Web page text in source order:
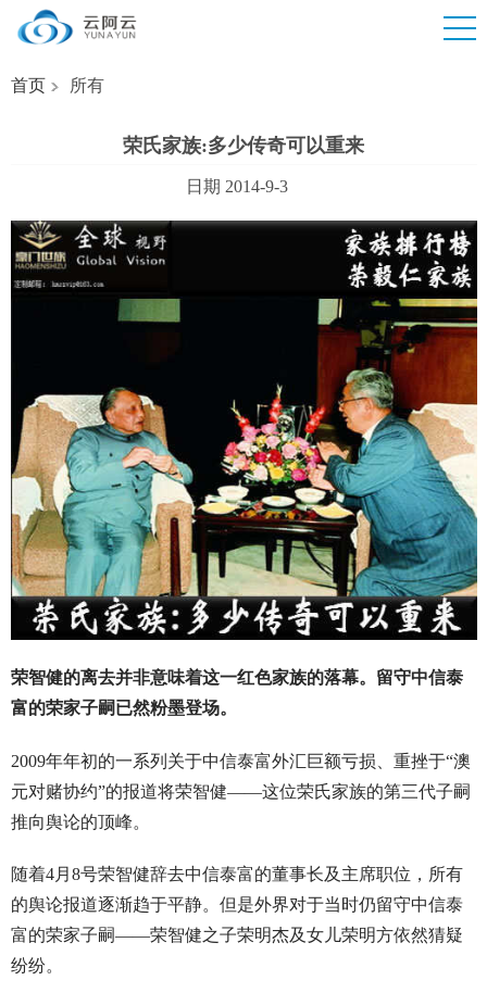
首页 所有
荣氏家族:多少传奇可以重来
日期 2014-9-3
荣智健的离去并非意味着这一红色家族的落幕。留守中信泰
富的荣家子嗣已然粉墨登场。
2009年年初的一系列关于中信泰富外汇巨额亏损、重挫于“澳
元对赌协约”的报道将荣智健——这位荣氏家族的第三代子嗣
推向舆论的顶峰。
随着4月8号荣智健辞去中信泰富的董事长及主席职位，所有
的舆论报道逐渐趋于平静。但是外界对于当时仍留守中信泰
富的荣家子嗣——荣智健之子荣明杰及女儿荣明方依然猜疑
纷纷。